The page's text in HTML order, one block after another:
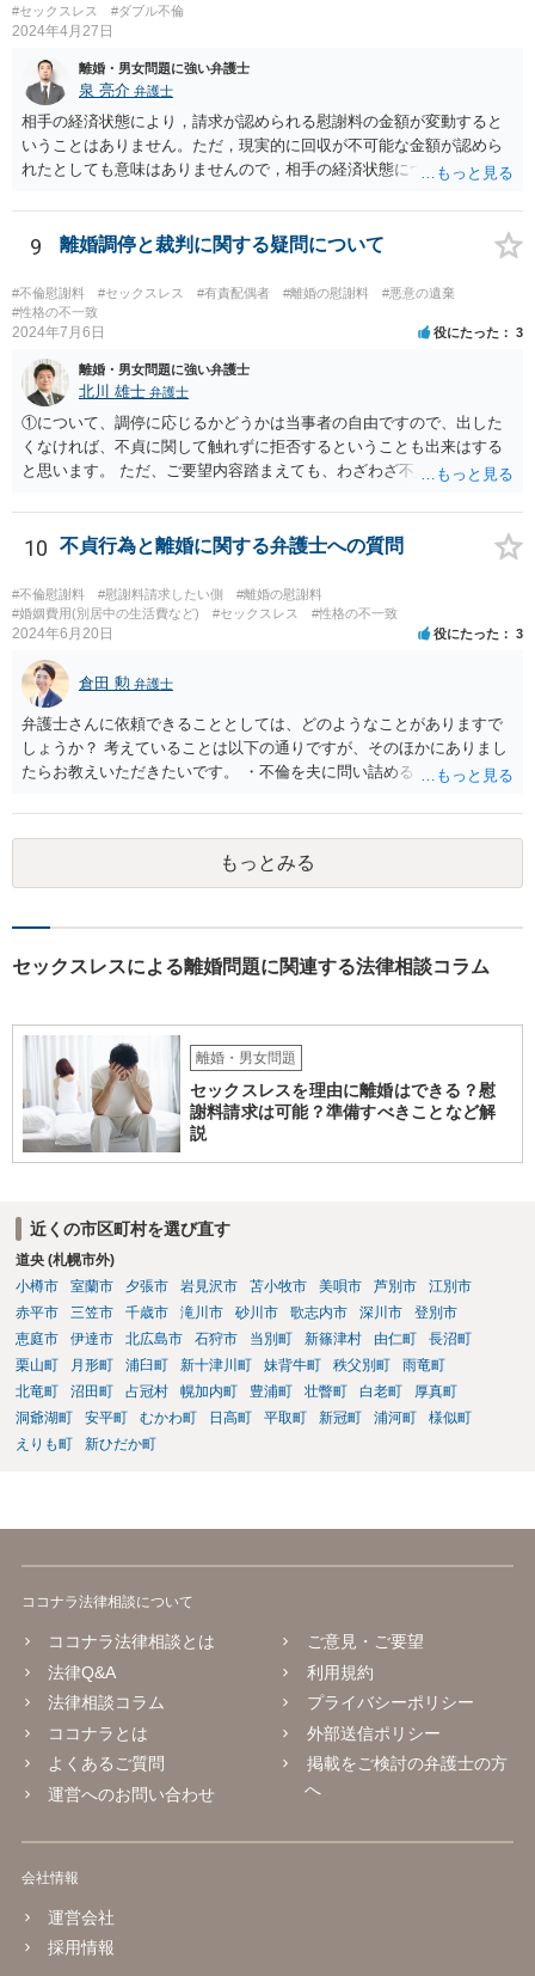
#セックスレス
#ダブル不倫
2024年4月27日
離婚・男女問題に強い弁護士
泉 亮介 弁護士
相手の経済状態により，請求が認められる慰謝料の金額が変動すると
いうことはありません。ただ，現実的に回収が不可能な金額が認めら
れたとしても意味はありませんので，相手の経済状態については考慮
謝料と離婚慰謝料については，不貞慰謝料の中で離婚をすることとな
った点についても含めて金額を算定するケースが多いかと思われま
す。実質的に同じ事情をベースに算定されていることが多いかと思わ
れますので，不貞慰謝料として離婚に至った点についても含めた慰謝
料の支払いを受けた上で，不貞により離婚となったことの慰謝料を配
偶者に別途請求することとなると事実上二重取りと評価される可能性
があるかと思われます。
9 離婚調停と裁判に関する疑問について
#不倫慰謝料 #セックスレス #有責配偶者 #離婚の慰謝料
#悪意の遺棄
#性格の不一致
2024年7月6日 役にたった 3
離婚・男女問題に強い弁護士
北川 雄士 弁護士
①について、調停に応じるかどうかは当事者の自由ですので、出した
くなければ、不貞に関して触れずに拒否するということも出来はする
と思います。 ただ、ご要望内容踏まえても、わざわざ不貞に触れない
償のこともあるので、不貞についてしっかりと主張する方針で進めて
も良いように思われます。 ②セックスレスと不貞と言っても、事案に
よって程度・経緯等様々ですので、一概にどのように判断されるとは
断言できません。 当該事案で、結局夫婦関係を破綻させた原因が何だ
ったと判断されるか次第です。 ただ、不貞があって出て行ったと認定
された場合、それまで夫婦として一応生活をしてきていたとなると、
不貞以前に夫婦関係が破綻していたと立証するのは一般に難しいよう
にも思われます。 また、有責配偶者となると、有責配偶者側からの離
婚請求は一般に困難となります。 ただ、法律等で何年と具体的に決ま
っている訳ではないので、お子様の状況を含めた経緯等含めて、裁判
所が有責配偶者からの請求であっても離婚を認めるべきであるかを判
断することになります。 いずれにせよ、実際に不貞があったことを示
10 不貞行為と離婚に関する弁護士への質問
#不倫慰謝料 #慰謝料請求したい側
#離婚の慰謝料
#婚姻費用(別居中の生活費など)
#セックスレス #性格の不一致
2024年6月20日 役にたった 3
倉田 勲 弁護士
弁護士さんに依頼できることとしては、どのようなことがありますで
しょうか？ 考えていることは以下の通りですが、そのほかにありまし
たらお教えいただきたいです。 ・不倫を夫に問い詰めるときに弁護士
次第になりますが、この依頼を受ける弁護士は少ない印象はありま
す。 ・不倫女に内容証明で慰謝料請求する ・婚姻費用を申立て（自分
でできるのか？） →離婚や不貞関係を扱っている弁護士であれば通常
対応しています。 なお、婚姻費用の申立てについてご自身で対応され
婚調停となった場合の継続的なサポート →離婚事件を扱っている弁護
している弁護士もいますが、そのようなサポート業務のみ対応してい
るかは各弁護士次第によります。
もっとみる
セックスレスによる離婚問題に関連する法律相談コラム
離婚・男女問題
セックスレスを理由に離婚はできる？慰
謝料請求は可能？準備すべきことなど解
説
近くの市区町村を選び直す
道央 (札幌市外)
小樽市
室蘭市 夕張市 岩見沢市 苫小牧市 美唄市 芦別市
江別市
赤平市
三笠市 千歳市 滝川市 砂川市 歌志内市 深川市
登別市
恵庭市
伊達市 北広島市 石狩市 当別町 新篠津村 由仁町
長沼町
栗山町
月形町 浦臼町 新十津川町 妹背牛町 秩父別町
雨竜町
北竜町
沼田町 占冠村 幌加内町 豊浦町 壮瞥町 白老町
厚真町
洞爺湖町
安平町 むかわ町 日高町 平取町 新冠町 浦河町
様似町
えりも町
新ひだか町
ココナラ法律相談について
ココナラ法律相談とは
法律Q&A
法律相談コラム
ココナラとは
よくあるご質問
運営へのお問い合わせ
ご意見・ご要望
利用規約
プライバシーポリシー
外部送信ポリシー
掲載をご検討の弁護士の方
へ
会社情報
運営会社
採用情報